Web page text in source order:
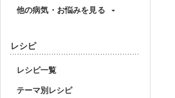
他の病気・お悩みを見る
レシピ
レシピ一覧
テーマ別レシピ